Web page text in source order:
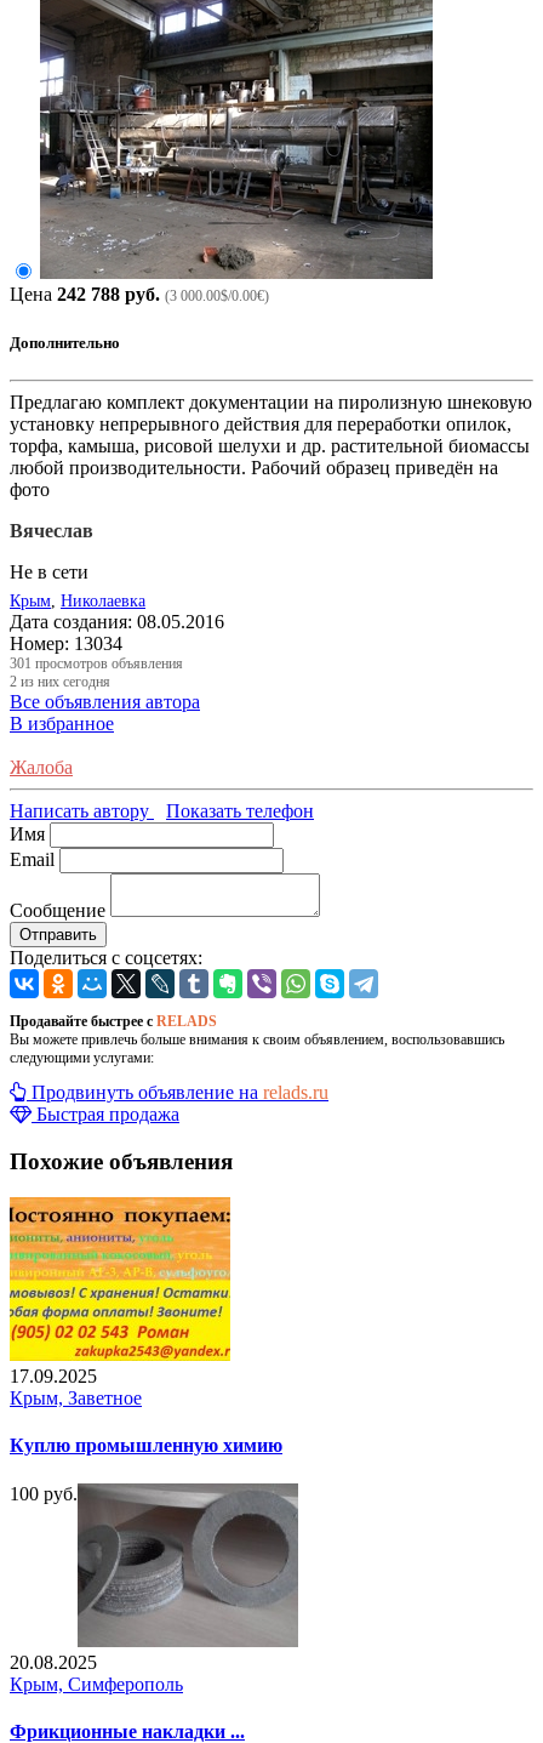
Цена 242 788 руб. (3 000.00$/0.00€)
Дополнительно
Предлагаю комплект документации на пиролизную шнековую
установку непрерывного действия для переработки опилок,
торфа, камыша, рисовой шелухи и др. растительной биомассы
любой производительности. Рабочий образец приведён на
фото
Вячеслав
Не в сети
Крым Николаевка
Дата создания: 08.05.2016
Номер: 13034
301 просмотров объявления
2 из них сегодня
Все объявления автора
В избранное
Жалоба
Написать автору
Показать телефон
Имя
Email
Сообщение
Отправить
Поделиться с соцсетях:
Продавайте быстрее с RELADS
Вы можете привлечь больше внимания к своим объявлением, воспользовавшись
следующими услугами:
Продвинуть объявление на relads.ru
Быстрая продажа
Похожие объявления
17.09.2025
Крым, Заветное
Куплю промышленную химию
100 руб.
20.08.2025
Крым, Симферополь
Фрикционные накладки ...